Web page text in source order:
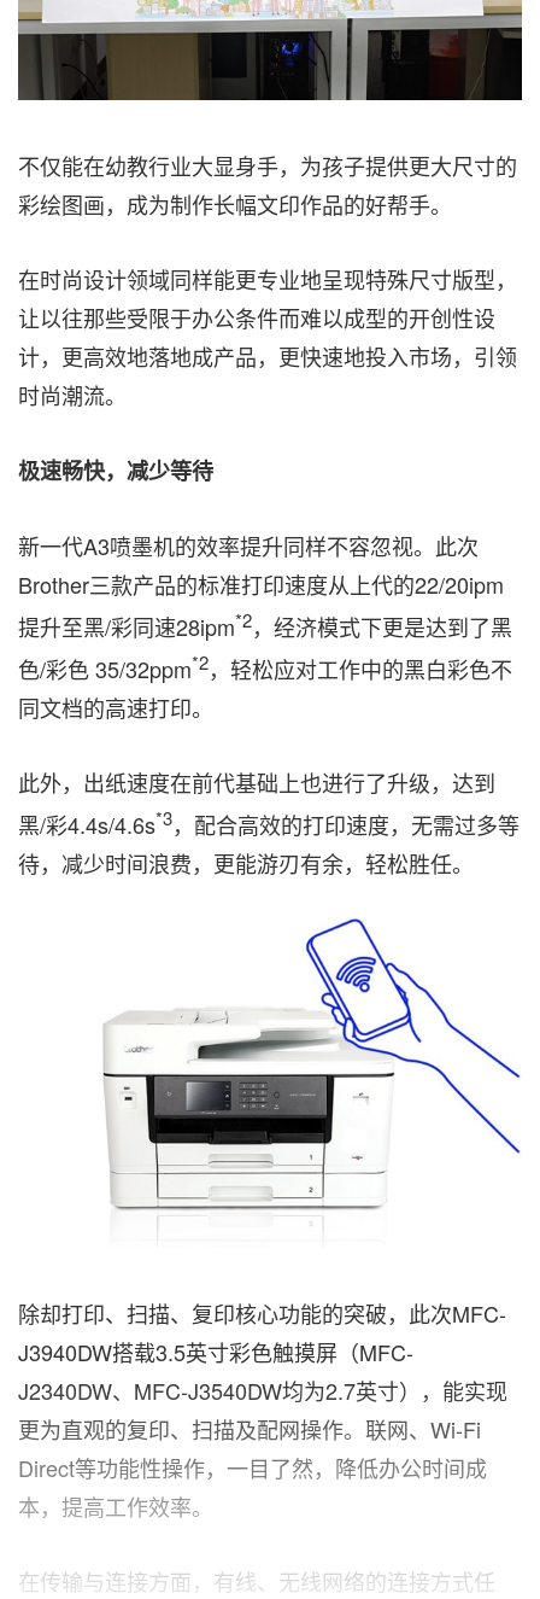
不仅能在幼教行业大显身手，为孩子提供更大尺寸的
彩绘图画，成为制作长幅文印作品的好帮手。
在时尚设计领域同样能更专业地呈现特殊尺寸版型，
让以往那些受限于办公条件而难以成型的开创性设
计，更高效地落地成产品，更快速地投入市场，引领
时尚潮流。
极速畅快，减少等待
新一代A3喷墨机的效率提升同样不容忽视。此次
Brother三款产品的标准打印速度从上代的22/20ipm
提升至黑/彩同速28ipm*2，经济模式下更是达到了黑
色/彩色 35/32ppm*2，轻松应对工作中的黑白彩色不
同文档的高速打印。
此外，出纸速度在前代基础上也进行了升级，达到
黑/彩4.4s/4.6s*3，配合高效的打印速度，无需过多等
待，减少时间浪费，更能游刃有余，轻松胜任。
除却打印、扫描、复印核心功能的突破，此次MFC-
J3940DW搭载3.5英寸彩色触摸屏（MFC-
J2340DW、MFC-J3540DW均为2.7英寸），能实现
更为直观的复印、扫描及配网操作。联网、Wi-Fi
Direct等功能性操作，一目了然，降低办公时间成
本，提高工作效率。
在传输与连接方面，有线、无线网络的连接方式任